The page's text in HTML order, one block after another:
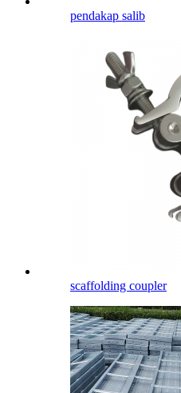
pendakap salib
scaffolding coupler